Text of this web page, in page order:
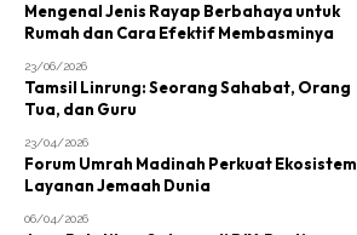
Mengenal Jenis Rayap Berbahaya untuk
Rumah dan Cara Efektif Membasminya
23/06/2026
Tamsil Linrung: Seorang Sahabat, Orang
Tua, dan Guru
23/04/2026
Forum Umrah Madinah Perkuat Ekosistem
Layanan Jemaah Dunia
06/04/2026